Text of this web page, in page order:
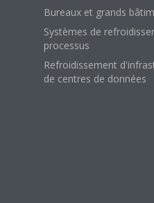
Bureaux et grands
Systèmes de
processus
Refroidissement
de centres de données